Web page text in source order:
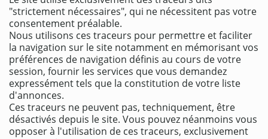
"strictement nécessaires", qui ne nécessitent pas votre
consentement préalable.
Nous utilisons ces traceurs pour permettre et faciliter
la navigation sur le site notamment en mémorisant vos
préférences de navigation définis au cours de votre
session, fournir les services que vous demandez
expressément tels que la constitution de votre liste
d'annonces.
Ces traceurs ne peuvent pas, techniquement, être
désactivés depuis le site. Vous pouvez néanmoins vous
opposer à l'utilisation de ces traceurs, exclusivement